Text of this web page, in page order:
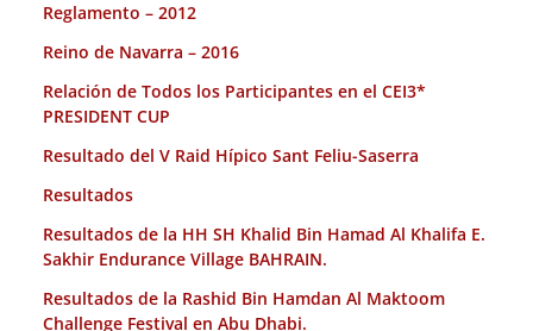
Reglamento – 2012
Reino de Navarra – 2016
Relación de Todos los Participantes en el CEI3*
PRESIDENT CUP
Resultado del V Raid Hípico Sant Feliu-Saserra
Resultados
Resultados de la HH SH Khalid Bin Hamad Al Khalifa E.
Sakhir Endurance Village BAHRAIN.
Resultados de la Rashid Bin Hamdan Al Maktoom
Challenge Festival en Abu Dhabi.